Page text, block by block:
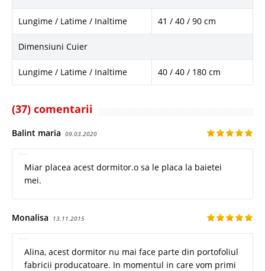
Lungime / Latime / Inaltime 41 / 40 / 90 cm
Dimensiuni Cuier
Lungime / Latime / Inaltime 40 / 40 / 180 cm
(37) comentarii
Balint maria 09.03.2020
Miar placea acest dormitor.o sa le placa la baietei
mei.
Monalisa 13.11.2015
Alina, acest dormitor nu mai face parte din portofoliul
fabricii producatoare. In momentul in care vom primi